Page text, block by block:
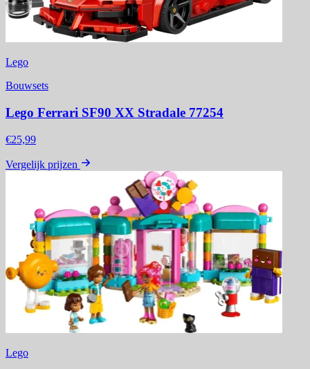
Lego
Bouwsets
Lego Ferrari SF90 XX Stradale 77254
€25,99
Vergelijk prijzen
Lego